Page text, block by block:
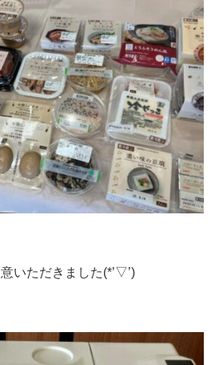
いただきました(*’▽’)